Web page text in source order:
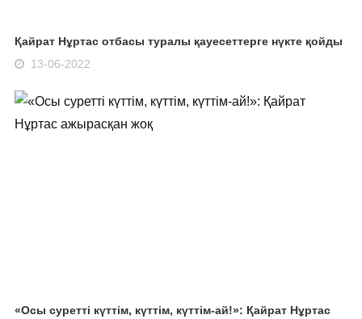
Қайрат Нұртас отбасы туралы қауесеттерге нүкте қойды
13-06-2022
«Осы суретті күттім, күттім, күттім-ай!»: Қайрат Нұртас